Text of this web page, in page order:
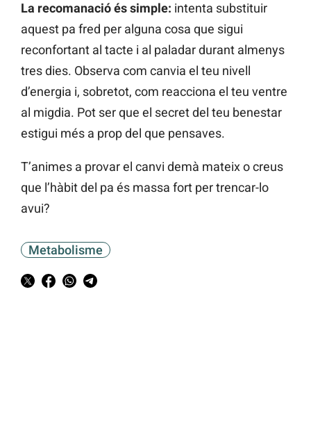
La recomanació és simple: intenta substituir
aquest pa fred per alguna cosa que sigui
reconfortant al tacte i al paladar durant almenys
tres dies. Observa com canvia el teu nivell
d’energia i, sobretot, com reacciona el teu ventre
al migdia. Pot ser que el secret del teu benestar
estigui més a prop del que pensaves.
T’animes a provar el canvi demà mateix o creus
que l’hàbit del pa és massa fort per trencar-lo
avui?
Metabolisme